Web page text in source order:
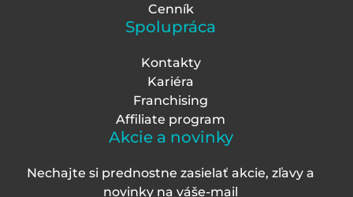
Cenník
Spolupráca
Kontakty
Kariéra
Franchising
Affiliate program
Akcie a novinky
Nechajte si prednostne zasielať akcie, zľavy a
novinky na váše-mail